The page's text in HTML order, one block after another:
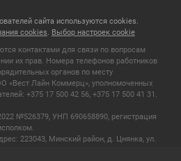
сайта используются cookies.
cookies. Выбор настроек cookie
контактами для связи по вопросам
их прав. Номера телефонов работников
органов по месту
«Вест Лайн Коммерц», уполномоченных
+375 17 500 42 56, +375 17 500 41 31.
№526379, УНП 690658890, регистрация
223043, Минский район, д. Цнянка, ул.